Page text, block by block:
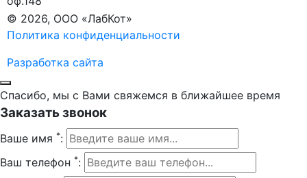
© 2026, ООО «ЛабКот»
Политика конфиденциальности
Разработка сайта
Спасибо, мы с Вами свяжемся в ближайшее время
Заказать звонок
Ваше имя *:
Ваш телефон *: